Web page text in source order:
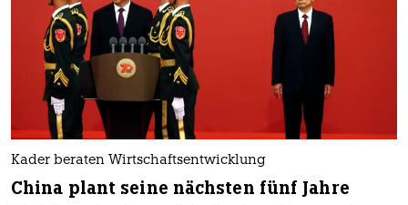
Kader beraten Wirtschaftsentwicklung
China plant seine nächsten fünf Jahre